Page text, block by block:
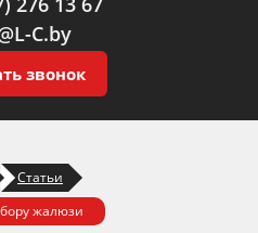
C.by
звонок
Статьи
жалюзи